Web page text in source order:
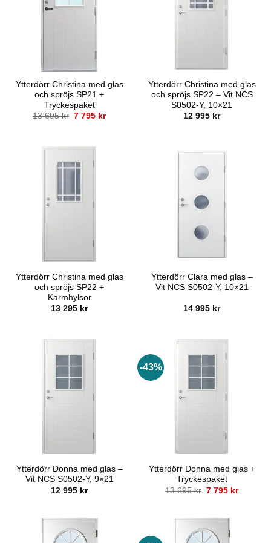
Ytterdörr Christina med glas
och spröjs SP21 +
Tryckespaket
13 695kr Det
13
7 795 krDet
Ytterdörr Christina med glas
och spröjs SP22 – Vit NCS
S0502-Y, 10×21
12 995 kr
Ytterdörr Christina med glas
och spröjs SP22 +
Karmhylsor
13 295 kr
Ytterdörr Clara med glas –
Vit NCS S0502-Y, 10×21
14 995 kr
Ytterdörr Donna med glas –
Vit NCS S0502-Y, 9×21
12 995 kr
-43%
Ytterdörr Donna med glas +
Tryckespaket
13 695kr Det
13
695 kr.
7 795 krDet